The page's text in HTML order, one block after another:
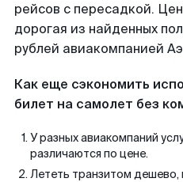
рейсов с пересадкой.
дорогая из найденных
рублей авиакомпанией
Как еще сэкономить
билет на самолет без
У разных авиакомпаний
различаются по цене.
Лететь транзитом дешево,